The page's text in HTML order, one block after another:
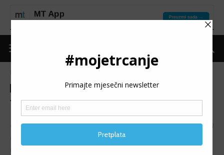
Trčimo domaće!
U proteklom periodu svi ste mogli primijetiti na društvenim
mrežama kako dosta trkača iz naše zemlje, koji su ujedno i
u organizacijama pojedinih utrka, pozivaju na učešće u